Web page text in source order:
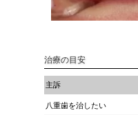
治療の目安
主訴
八重歯を治したい